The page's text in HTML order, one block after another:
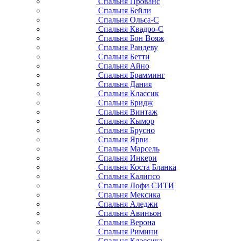
Спальня Бейли
Спальня Ольса-С
Спальня Квадро-С
Спальня Бон Вояж
Спальня Рандеву
Спальня Бетти
Спальня Айно
Спальня Брамминг
Спальня Дания
Спальня Классик
Спальня Бридж
Спальня Винтаж
Спальня Кымор
Спальня Брусно
Спальня Ярви
Спальня Марсель
Спальня Инкери
Спальня Коста Бланка
Спальня Калипсо
Спальня Лофи СИТИ
Спальня Мексика
Спальня Аледжи
Спальня Авиньон
Спальня Верона
Спальня Римини